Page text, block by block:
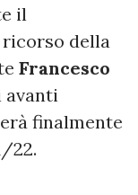
il
della
Francesco
avanti
finalmente
22.